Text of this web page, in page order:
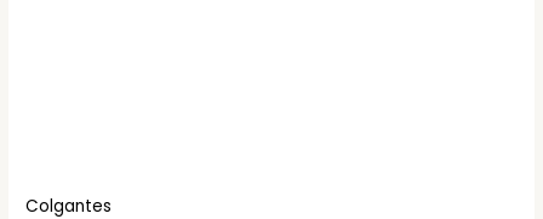
Colgantes